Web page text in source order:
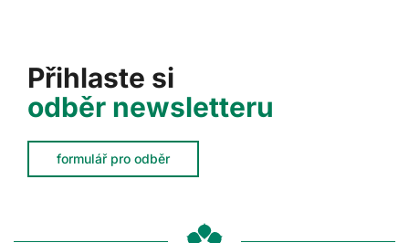
Přihlaste si
odběr newsletteru
formulář pro odběr